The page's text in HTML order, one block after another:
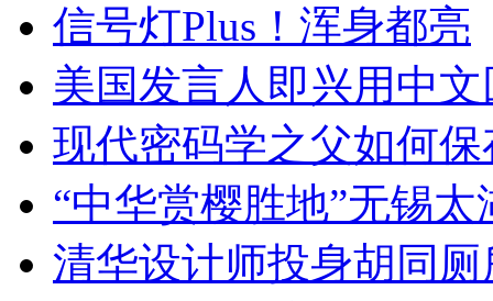
信号灯Plus！浑身都亮
美国发言人即兴用中
现代密码学之父如何
“中华赏樱胜地”无锡
清华设计师投身胡同